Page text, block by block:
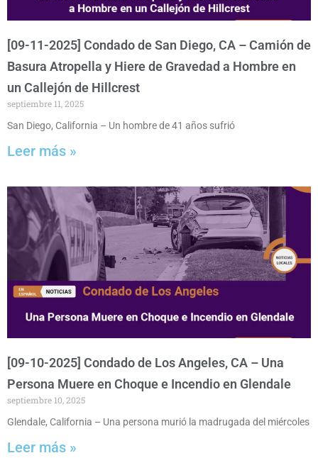
[09-11-2025] Condado de San Diego, CA – Camión de
Basura Atropella y Hiere de Gravedad a Hombre en
un Callejón de Hillcrest
septiembre 11, 2025
San Diego, California – Un hombre de 41 años sufrió
Leer más »
[09-10-2025] Condado de Los Angeles, CA – Una
Persona Muere en Choque e Incendio en Glendale
septiembre 10, 2025
Glendale, California – Una persona murió la madrugada del miércoles
Leer más »